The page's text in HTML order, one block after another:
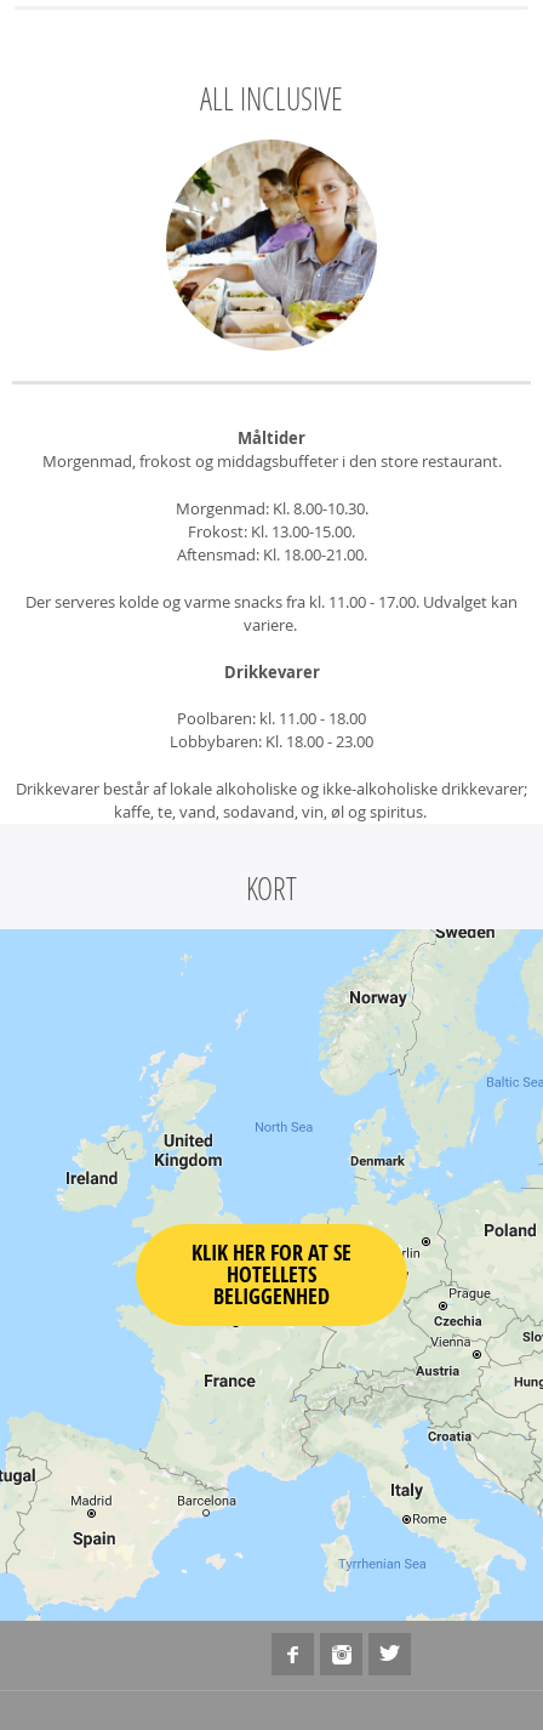
ALL INCLUSIVE
Måltider
Morgenmad, frokost og middagsbuffeter i den store restaurant.
Morgenmad: Kl. 8.00-10.30.
Frokost: Kl. 13.00-15.00.
Aftensmad: Kl. 18.00-21.00.
Der serveres kolde og varme snacks fra kl. 11.00 - 17.00. Udvalget kan
variere.
Drikkevarer
Poolbaren: kl. 11.00 - 18.00
Lobbybaren: Kl. 18.00 - 23.00
Drikkevarer består af lokale alkoholiske og ikke-alkoholiske drikkevarer;
kaffe, te, vand, sodavand, vin, øl og spiritus.
KORT
KLIK HER FOR AT SE
HOTELLETS
BELIGGENHED